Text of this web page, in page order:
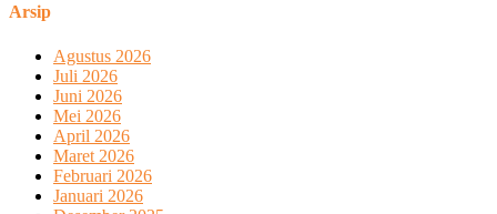
Arsip
Agustus 2026
Juli 2026
Juni 2026
Mei 2026
April 2026
Maret 2026
Februari 2026
Januari 2026